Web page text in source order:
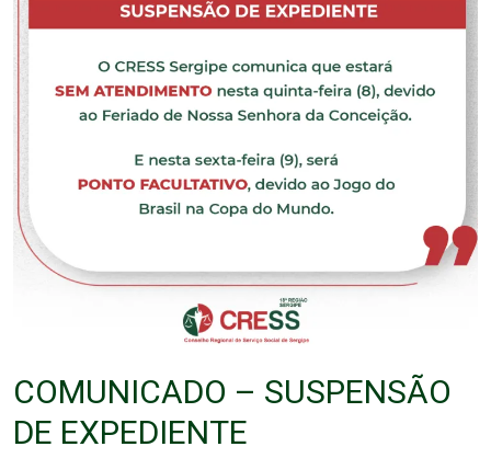
COMUNICADO – SUSPENSÃO
DE EXPEDIENTE